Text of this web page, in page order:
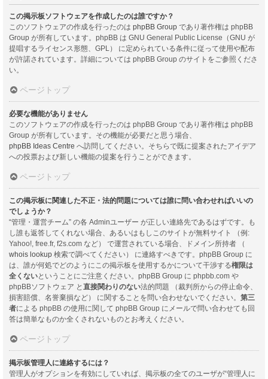
この掲示板ソフトウェアを作成したのは誰ですか？
このソフトウェアの作成を行ったのは phpBB Group であり著作権は phpBB
Group が所有しています。phpBB は GNU General Public License（GNU が
提唱するライセンス形態、GPL） に定められている条件に従って使用や配布
が許諾されています。詳細については phpBB Group のサイトをご参照くださ
い。
ページトップ
必要な機能がありません
このソフトウェアの作成を行ったのは phpBB Group であり著作権は phpBB
Group が所有しています。その機能が必要だと思う場合、
phpBB Ideas Centre へ訪問してください。そちらで既に提案されたアイデア
への投票および新しい機能の提案を行うことができます。
ページトップ
この掲示板に関連した不正・法的問題については誰に問い合わせればいいの
でしょうか？
“管理・運営チーム” の各 Adminユーザー が正しい連絡先であるはずです。も
し誰も返答してくれない場合、あるいはもしこのサイトが無料サイト （例:
Yahoo!, free.fr, f2s.com など） で運営されている場合、ドメイン所持者 （
whois lookup 検索で調べてください） に連絡すべきです。phpBB Group に
は、誰が何処でどのようにこの掲示板を使用するかについて干渉する権限は
全くないということにご注意ください。phpBB Group に phpbb.com や
phpBBソフトウェア と 直接関わりのない法的問題 （裁判所からの停止命令、
損害賠償、名誉棄損など） に関することを問い合わせないでください。 第三
者による phpBB の使用に関して phpBB Group にメールで問い合わせても回
答は簡単なものか全くされないものとお考えください。
ページトップ
掲示板管理人に連絡するには？
管理人がオプションを有効にしていれば、掲示板の全てのユーザが“管理人に